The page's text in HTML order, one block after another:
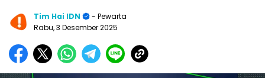
Tim Hai IDN
- Pewarta
Rabu, 3 Desember 2025